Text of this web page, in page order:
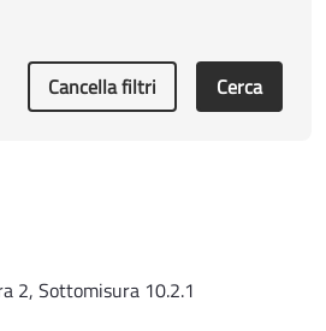
Cancella filtri Cerca
2, Sottomisura 10.2.1